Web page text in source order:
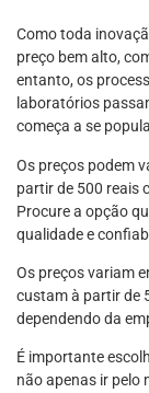
Como toda
preço bem alto,
entanto, os
laboratórios
começa a se
Os preços podem
partir de 500 reais
Procure a opção
qualidade e
Os preços variam
custam à partir de
dependendo da
É importante
não apenas ir pelo